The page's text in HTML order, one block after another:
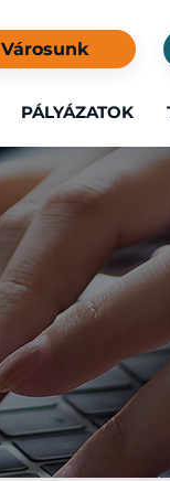
Városunk
PÁLYÁZATOK